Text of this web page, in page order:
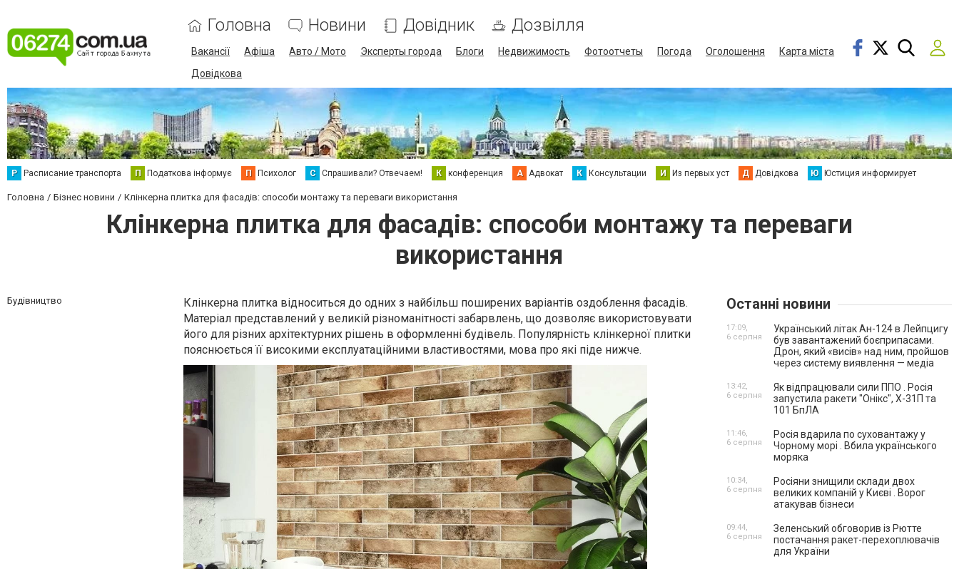
Головна Новини Довідник Дозвілля
Вакансії Афіша Авто / Мото Эксперты города Блоги Недвижимость Фотоотчеты Погода Оголошення
Карта міста
Довідкова
Р Расписание транспорта П Податкова інформує П Психолог С Спрашивали? Отвечаем! К конференция А Адвокат К Консультации И Из первых уст Д Довідкова Ю Юстиция информирует
Головна Бізнес новини Клінкерна плитка для фасадів: способи монтажу та переваги використання
Клінкерна плитка для фасадів: способи монтажу та переваги
використання
Будівництво
Клінкерна плитка відноситься до одних з найбільш поширених варіантів оздоблення фасадів.
Матеріал представлений у великій різноманітності забарвлень, що дозволяє використовувати
його для різних архітектурних рішень в оформленні будівель. Популярність клінкерної плитки
пояснюється її високими експлуатаційними властивостями, мова про які піде нижче.
Останні новини
Український літак Ан-124 в Лейпцигу
був завантажений боєприпасами.
Дрон, який «висів» над ним, пройшов
через систему виявлення — медіа
17:09,
6 серпня
Як відпрацювали сили ППО . Росія
запустила ракети "Онікс", Х-31П та
101 БпЛА
13:42,
6 серпня
Росія вдарила по суховантажу у
Чорному морі . Вбила українського
моряка
11:46,
6 серпня
Росіяни знищили склади двох
великих компаній у Києві . Ворог
атакував бізнеси
10:34,
6 серпня
Зеленський обговорив із Рютте
постачання ракет-перехоплювачів
для України
09:44,
6 серпня